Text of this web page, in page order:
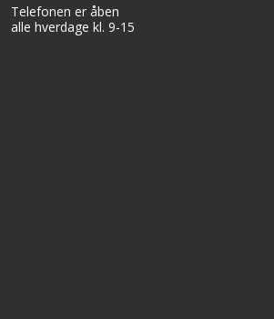
Telefonen er åben
alle hverdage kl. 9-15